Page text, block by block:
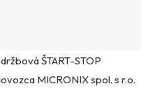
ŠTART-STOP
MICRONIX spol. s r.o.